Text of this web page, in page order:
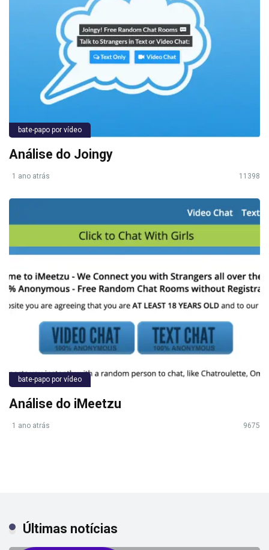
bate-papo por vídeo
Análise do Joingy
1 ano atrás 11398
bate-papo por vídeo
Análise do iMeetzu
1 ano atrás 9675
Últimas notícias